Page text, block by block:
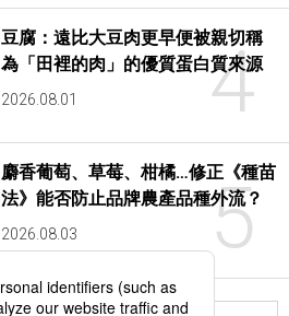
4
豆腐：遠比大豆肉更早便被親切稱
為「田裡的肉」的優質蛋白質來源
2026.08.01
5
麝香葡萄、草莓、柑橘…修正《種苗
法》能否防止品牌農產品種外流？
2026.08.03